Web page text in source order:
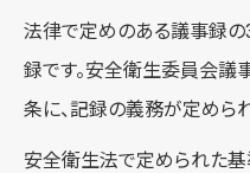
法律で定めのある議事録
録です。安全衛生委員会議
条に、記録の義務が定めら
安全衛生法で定められた